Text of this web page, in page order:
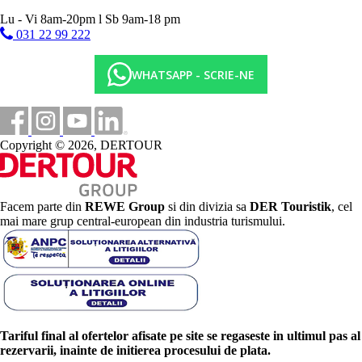
Lu - Vi 8am-20pm l Sb 9am-18 pm
031 22 99 222
WHATSAPP - SCRIE-NE
Copyright © 2026, DERTOUR
Facem parte din REWE Group si din divizia sa DER Touristik, cel
mai mare grup central-european din industria turismului.
Tariful final al ofertelor afisate pe site se regaseste in ultimul pas al
rezervarii, inainte de initierea procesului de plata.